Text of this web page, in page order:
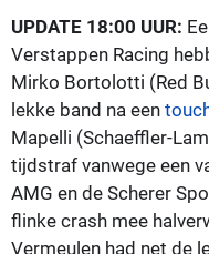
UPDATE 18:00 UUR:
Verstappen Racing
Mirko Bortolotti (Red
lekke band na een
Mapelli (Schaeffler-
tijdstraf vanwege een
AMG en de Scherer
flinke crash mee
Vermeulen had net de